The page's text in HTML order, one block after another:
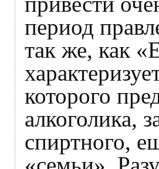
период
так же, как
которого
алкоголика,
спиртного,